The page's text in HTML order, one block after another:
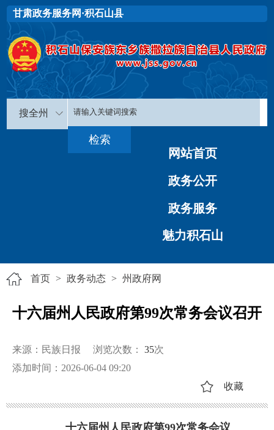
甘肃政务服务网·积石山县
搜全州
网站首页
政务公开
政务服务
魅力积石山
首页 > 政务动态 > 州政府网
十六届州人民政府第99次常务会议召开
来源：民族日报 浏览次数： 35次
添加时间：2026-06-04 09:20
收藏
十六届州人民政府第99次常务会议